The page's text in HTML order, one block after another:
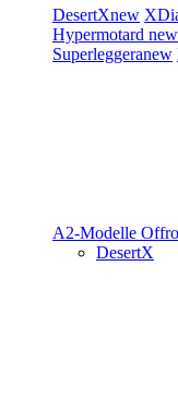
DesertXnew
Hypermotard new
Superleggeranew
A2-Modelle
DesertX